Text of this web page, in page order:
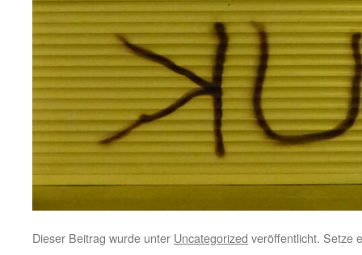
Dieser Beitrag wurde unter Uncategorized veröffentlicht. Setze